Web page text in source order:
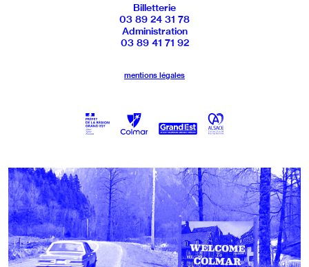
Billetterie
03 89 24 31 78
Administration
03 89 41 71 92
mentions légales